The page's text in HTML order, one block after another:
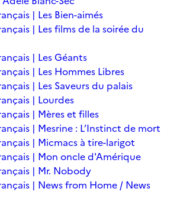
| Les Bien-aimés
| Les films de la soirée du
| Les Géants
| Les Hommes Libres
| Les Saveurs du palais
| Lourdes
| Mères et filles
| Mesrine : L’Instinct de mort
| Micmacs à tire-larigot
| Mon oncle d'Amérique
| Mr. Nobody
| News from Home / News